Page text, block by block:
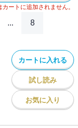
アニメ化
2024年映画化
ートに追加されません。
... 8
カートに入れる
試し読み
お気に入り